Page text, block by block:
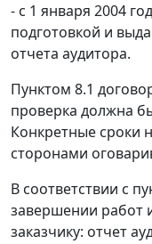
- с 1 января 2004
подготовкой и
отчета аудитора.
Пунктом 8.1
проверка должна
Конкретные сроки
сторонами
В соответствии с
завершении работ
заказчику: отчет